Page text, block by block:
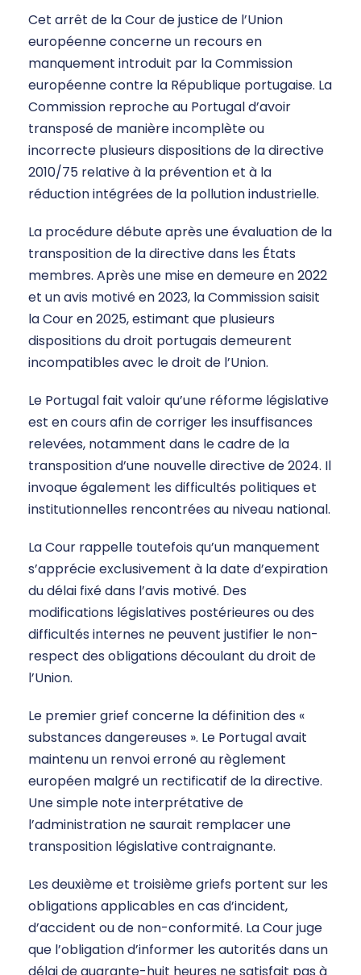
Cet arrêt de la Cour de justice de l’Union
européenne concerne un recours en
manquement introduit par la Commission
européenne contre la République portugaise. La
Commission reproche au Portugal d’avoir
transposé de manière incomplète ou
incorrecte plusieurs dispositions de la directive
2010/75 relative à la prévention et à la
réduction intégrées de la pollution industrielle.
La procédure débute après une évaluation de la
transposition de la directive dans les États
membres. Après une mise en demeure en 2022
et un avis motivé en 2023, la Commission saisit
la Cour en 2025, estimant que plusieurs
dispositions du droit portugais demeurent
incompatibles avec le droit de l’Union.
Le Portugal fait valoir qu’une réforme législative
est en cours afin de corriger les insuffisances
relevées, notamment dans le cadre de la
transposition d’une nouvelle directive de 2024. Il
invoque également les difficultés politiques et
institutionnelles rencontrées au niveau national.
La Cour rappelle toutefois qu’un manquement
s’apprécie exclusivement à la date d’expiration
du délai fixé dans l’avis motivé. Des
modifications législatives postérieures ou des
difficultés internes ne peuvent justifier le non-
respect des obligations découlant du droit de
l’Union.
Le premier grief concerne la définition des «
substances dangereuses ». Le Portugal avait
maintenu un renvoi erroné au règlement
européen malgré un rectificatif de la directive.
Une simple note interprétative de
l’administration ne saurait remplacer une
transposition législative contraignante.
Les deuxième et troisième griefs portent sur les
obligations applicables en cas d’incident,
d’accident ou de non-conformité. La Cour juge
que l’obligation d’informer les autorités dans un